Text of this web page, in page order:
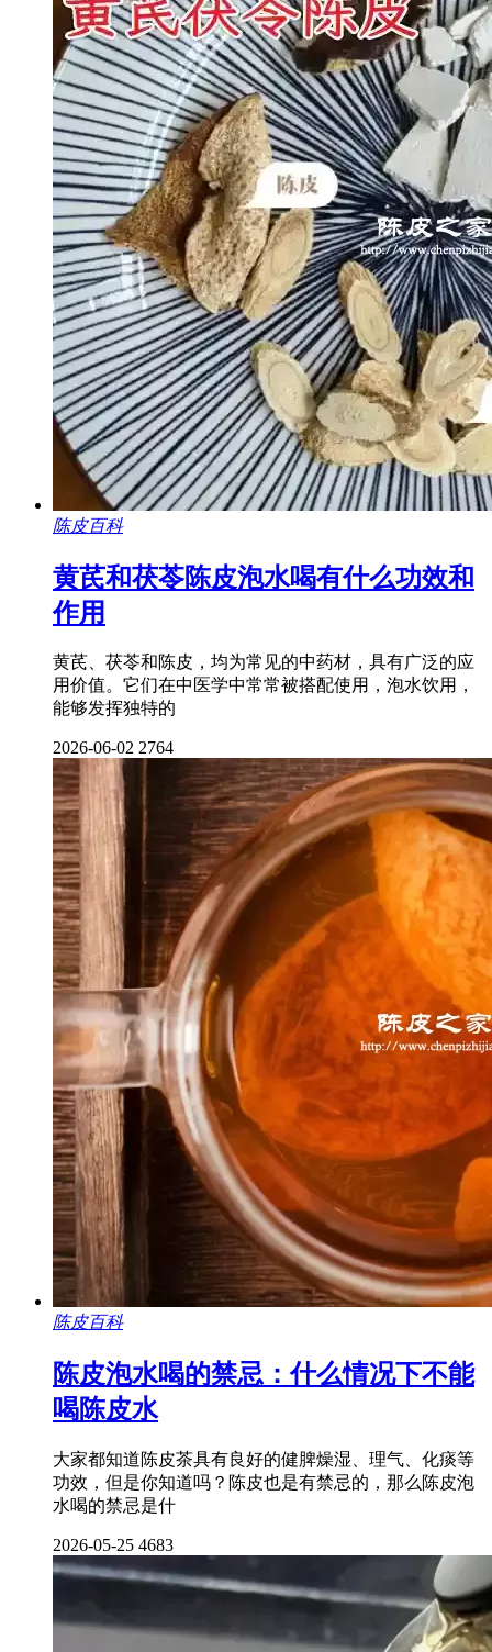
陈皮百科
黄芪和茯苓陈皮泡水喝有什么功效和
作用
黄芪、茯苓和陈皮，均为常见的中药材，具有广泛的应
用价值。它们在中医学中常常被搭配使用，泡水饮用，
能够发挥独特的
2026-06-02 2764
陈皮百科
陈皮泡水喝的禁忌：什么情况下不能
喝陈皮水
大家都知道陈皮茶具有良好的健脾燥湿、理气、化痰等
功效，但是你知道吗？陈皮也是有禁忌的，那么陈皮泡
水喝的禁忌是什
2026-05-25 4683